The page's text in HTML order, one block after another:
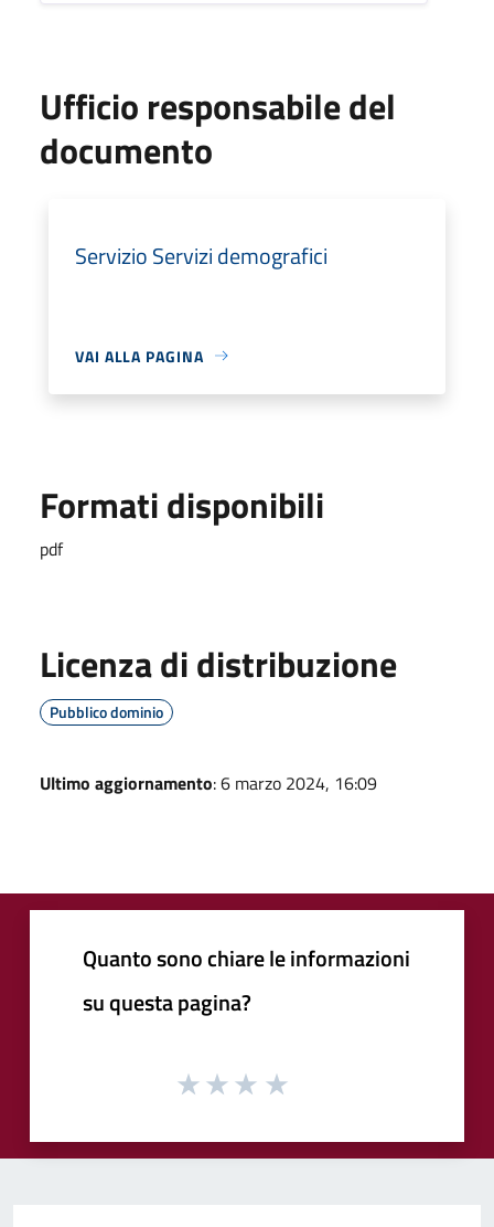
Ufficio responsabile del
documento
Servizio Servizi demografici
VAI ALLA PAGINA
Formati disponibili
pdf
Licenza di distribuzione
Pubblico dominio
Ultimo aggiornamento: 6 marzo 2024, 16:09
Quanto sono chiare le informazioni
su questa pagina?